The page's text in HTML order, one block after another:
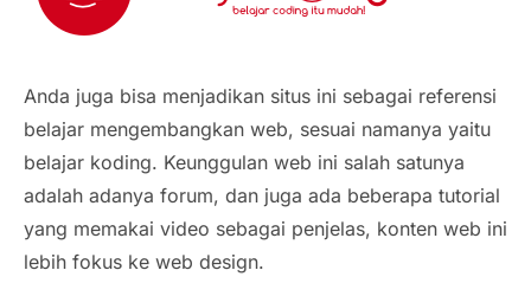
Anda juga bisa menjadikan situs ini sebagai referensi
belajar mengembangkan web, sesuai namanya yaitu
belajar koding. Keunggulan web ini salah satunya
adalah adanya forum, dan juga ada beberapa tutorial
yang memakai video sebagai penjelas, konten web ini
lebih fokus ke web design.